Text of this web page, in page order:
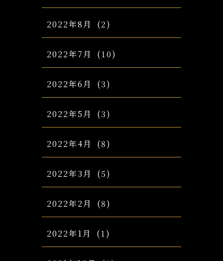
2022年8月 (2)
2022年7月 (10)
2022年6月 (3)
2022年5月 (3)
2022年4月 (8)
2022年3月 (5)
2022年2月 (8)
2022年1月 (1)